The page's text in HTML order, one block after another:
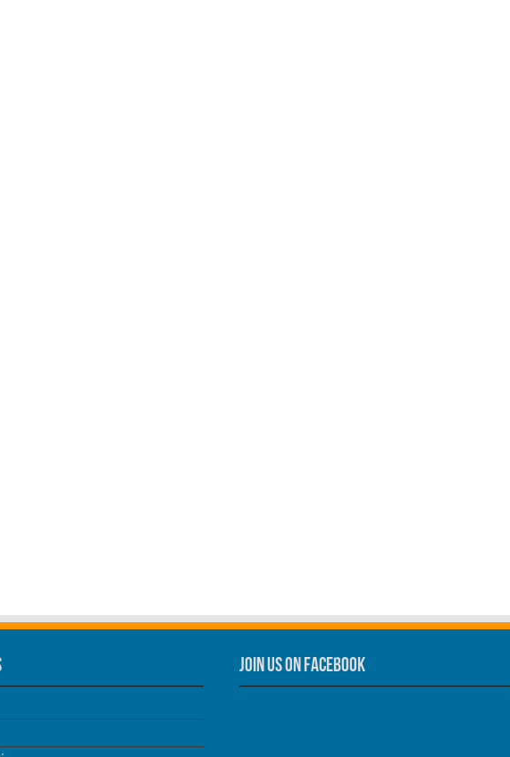
Join us on Facebook